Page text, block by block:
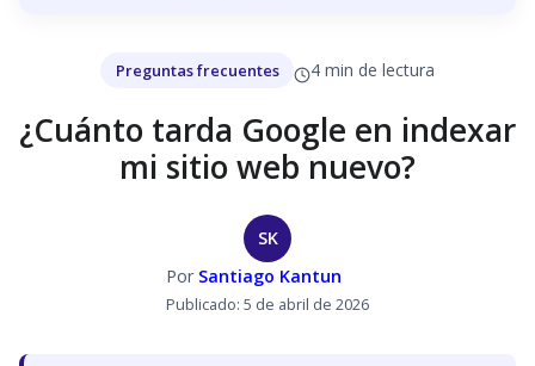
Preguntas frecuentes 4 min de lectura
¿Cuánto tarda Google en indexar
mi sitio web nuevo?
SK
Por Santiago Kantun
Publicado: 5 de abril de 2026